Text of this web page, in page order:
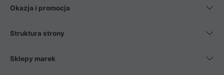
Okazja i promocja
Struktura strony
Sklepy marek